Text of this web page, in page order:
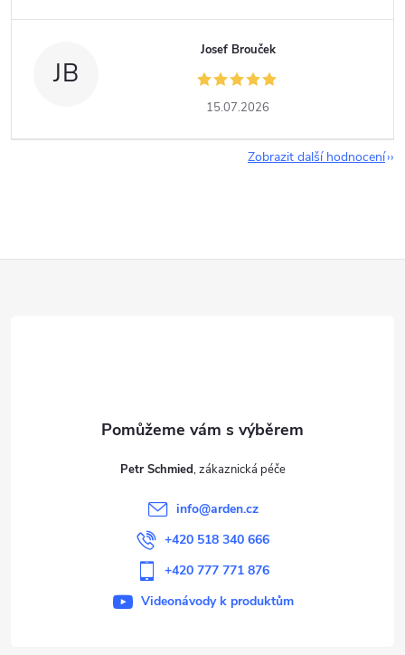
JB
Josef Brouček
15.07.2026
Zobrazit další hodnocení
Petr Schmied
info@arden.cz
+420 518 340 666
+420 777 771 876
Videonávody k produktům